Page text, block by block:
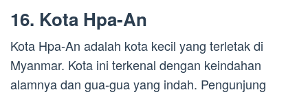
16. Kota Hpa-An
Kota Hpa-An adalah kota kecil yang terletak di
Myanmar. Kota ini terkenal dengan keindahan
alamnya dan gua-gua yang indah. Pengunjung